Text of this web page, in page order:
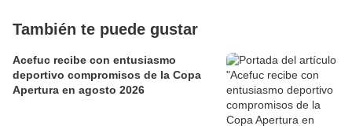
También te puede gustar
Acefuc recibe con entusiasmo
deportivo compromisos de la Copa
Apertura en agosto 2026